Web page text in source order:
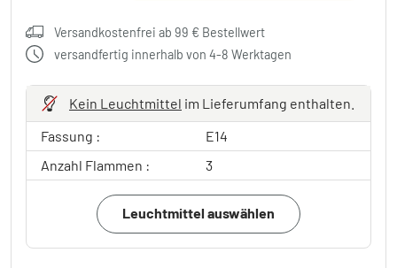
Versandkostenfrei ab 99 € Bestellwert
versandfertig innerhalb von 4-8 Werktagen
Kein Leuchtmittel im Lieferumfang enthalten.
Fassung :
E14
Anzahl Flammen :
3
Leuchtmittel auswählen